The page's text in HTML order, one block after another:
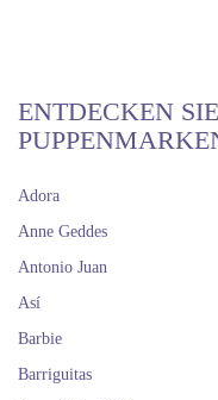
gefertigt, um den
Wimpern und fröhlichen,
Das australische
ENTDECKEN
Adora
Anne Geddes
Antonio Juan
Así
Barbie
Barriguitas